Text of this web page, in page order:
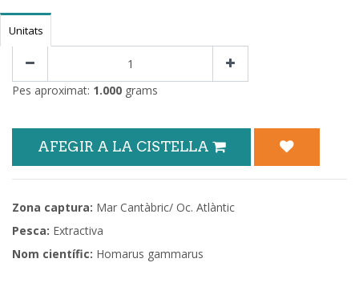
Unitats
Pes aproximat: 1.000 grams
AFEGIR A LA CISTELLA
Zona captura: Mar Cantàbric/ Oc. Atlàntic
Pesca: Extractiva
Nom científic: Homarus gammarus